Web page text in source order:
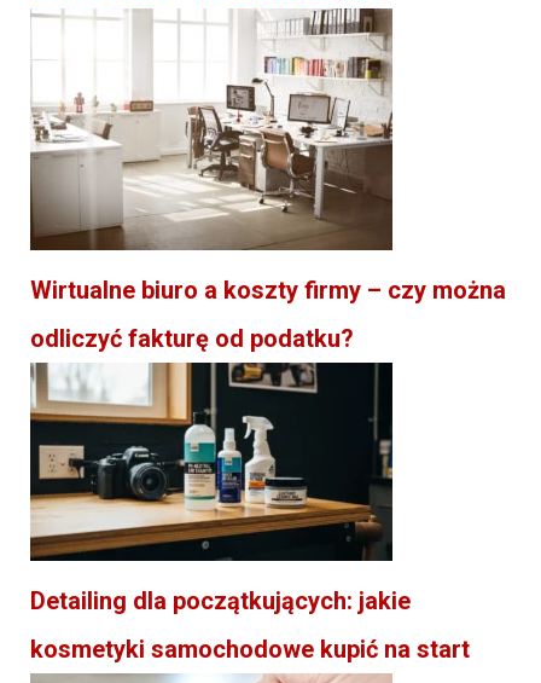
Wirtualne biuro a koszty firmy – czy można
odliczyć fakturę od podatku?
Detailing dla początkujących: jakie
kosmetyki samochodowe kupić na start